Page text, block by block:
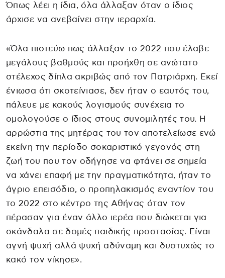
Όπως λέει η ίδια, όλα άλλαξαν όταν ο ίδιος
άρχισε να ανεβαίνει στην ιεραρχία.
«Όλα πιστεύω πως άλλαξαν το 2022 που έλαβε
μεγάλους βαθμούς και προήχθη σε ανώτατο
στέλεχος δίπλα ακριβώς από τον Πατριάρχη. Εκεί
ένιωσα ότι σκοτείνιασε, δεν ήταν ο εαυτός του,
πάλευε με κακούς λογισμούς συνέχεια το
ομολογούσε ο ίδιος στους συνομιλητές του. Η
αρρώστια της μητέρας του τον αποτελείωσε ενώ
εκείνη την περίοδο σοκαριστικό γεγονός στη
ζωή του που τον οδήγησε να φτάνει σε σημεία
να χάνει επαφή με την πραγματικότητα, ήταν το
άγριο επεισόδιο, ο προπηλακισμός εναντίον του
το 2022 στο κέντρο της Αθήνας όταν τον
πέρασαν για έναν άλλο ιερέα που διώκεται για
σκάνδαλα σε δομές παιδικής προστασίας. Είναι
αγνή ψυχή αλλά ψυχή αδύναμη και δυστυχώς το
κακό τον νίκησε».